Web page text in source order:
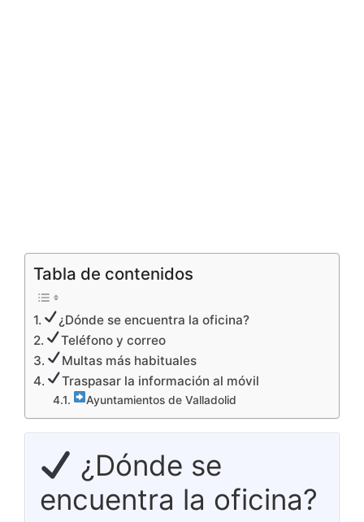
Tabla de contenidos
¿Dónde se encuentra la oficina?
Teléfono y correo
Multas más habituales
Traspasar la información al móvil
Ayuntamientos de Valladolid
¿Dónde se
encuentra la oficina?